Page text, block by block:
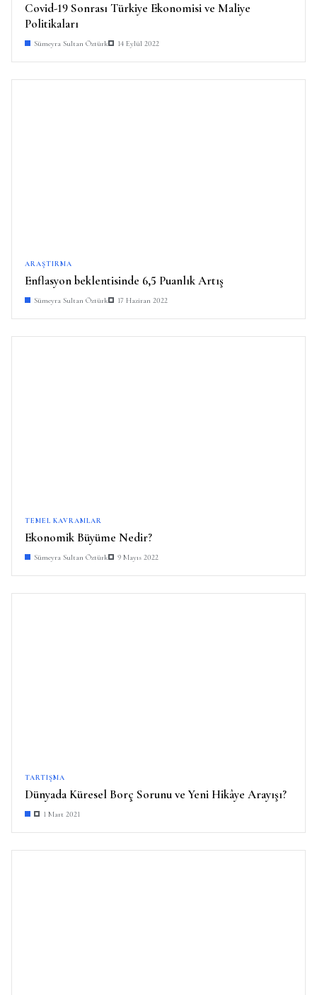
Covid-19 Sonrası Türkiye Ekonomisi ve Maliye
Politikaları
Sümeyra Sultan Öztürk 14 Eylül 2022
ARAŞTIRMA
Enflasyon beklentisinde 6,5 Puanlık Artış
Sümeyra Sultan Öztürk 17 Haziran 2022
TEMEL KAVRAMLAR
Ekonomik Büyüme Nedir?
Sümeyra Sultan Öztürk 9 Mayıs 2022
TARTIŞMA
Dünyada Küresel Borç Sorunu ve Yeni Hikâye Arayışı?
1 Mart 2021